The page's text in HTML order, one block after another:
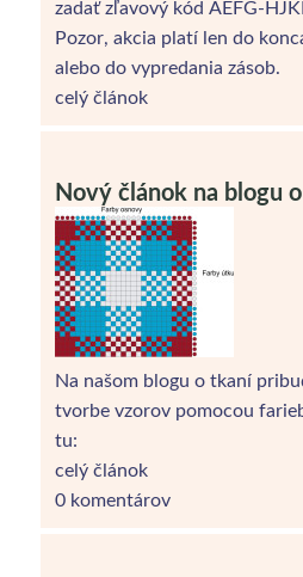
zadať zľavový kód AEFG-
Pozor, akcia platí len do
alebo do vypredania zásob.
celý článok
Nový článok na blogu
Na našom blogu o tkaní
tvorbe vzorov pomocou
tu:
celý článok
0 komentárov